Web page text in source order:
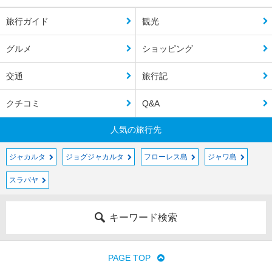
旅行ガイド 観光
グルメ ショッピング
交通 旅行記
クチコミ Q&A
人気の旅行先
ジャカルタ ジョグジャカルタ フローレス島 ジャワ島
スラバヤ
キーワード検索
PAGE TOP